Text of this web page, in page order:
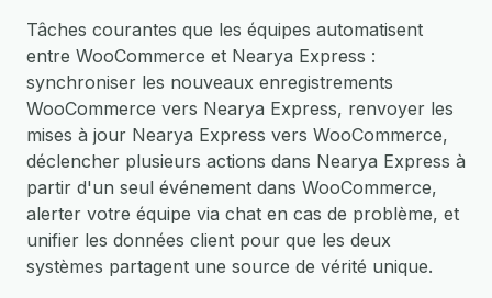
Tâches courantes que les équipes automatisent
entre WooCommerce et Nearya Express :
synchroniser les nouveaux enregistrements
WooCommerce vers Nearya Express, renvoyer les
mises à jour Nearya Express vers WooCommerce,
déclencher plusieurs actions dans Nearya Express à
partir d'un seul événement dans WooCommerce,
alerter votre équipe via chat en cas de problème, et
unifier les données client pour que les deux
systèmes partagent une source de vérité unique.